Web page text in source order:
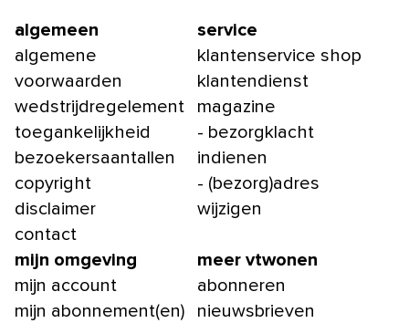
algemeen
algemene
voorwaarden
wedstrijdregelement
toegankelijkheid
bezoekersaantallen
copyright
disclaimer
contact
service
klantenservice shop
klantendienst
magazine
- bezorgklacht
indienen
- (bezorg)adres
wijzigen
mijn omgeving
mijn account
mijn abonnement(en)
meer vtwonen
abonneren
nieuwsbrieven